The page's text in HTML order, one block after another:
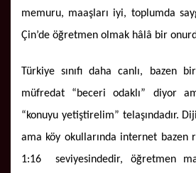
memuru, maaşları iyi, toplumda
Çin’de öğretmen olmak hâlâ bir
Türkiye sınıfı daha canlı, bazen
müfredat “beceri odaklı” diyor
“konuyu yetiştirelim” telaşındadır.
ama köy okullarında internet bazen
1:16 seviyesindedir, öğretmen